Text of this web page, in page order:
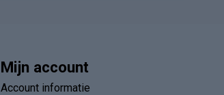
Mijn account
Account informatie